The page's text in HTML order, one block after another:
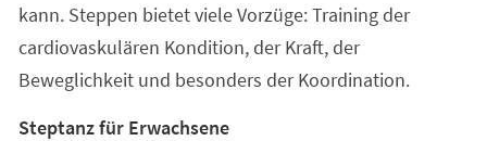
kann. Steppen bietet viele Vorzüge: Training der
cardiovaskulären Kondition, der Kraft, der
Beweglichkeit und besonders der Koordination.
Steptanz für Erwachsene